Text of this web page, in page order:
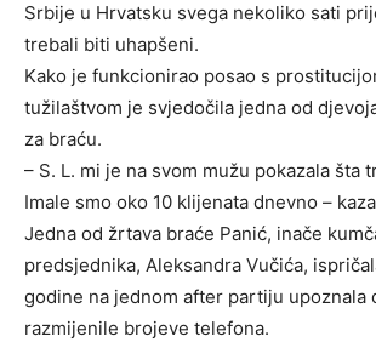
Srbije u Hrvatsku svega nekoliko sati
trebali biti uhapšeni.
Kako je funkcionirao posao s
tužilaštvom je svjedočila jedna od
za braću.
– S. L. mi je na svom mužu pokazala šta
Imale smo oko 10 klijenata dnevno –
Jedna od žrtava braće Panić, inače
predsjednika, Aleksandra Vučića,
godine na jednom after partiju upoznala
razmijenile brojeve telefona.